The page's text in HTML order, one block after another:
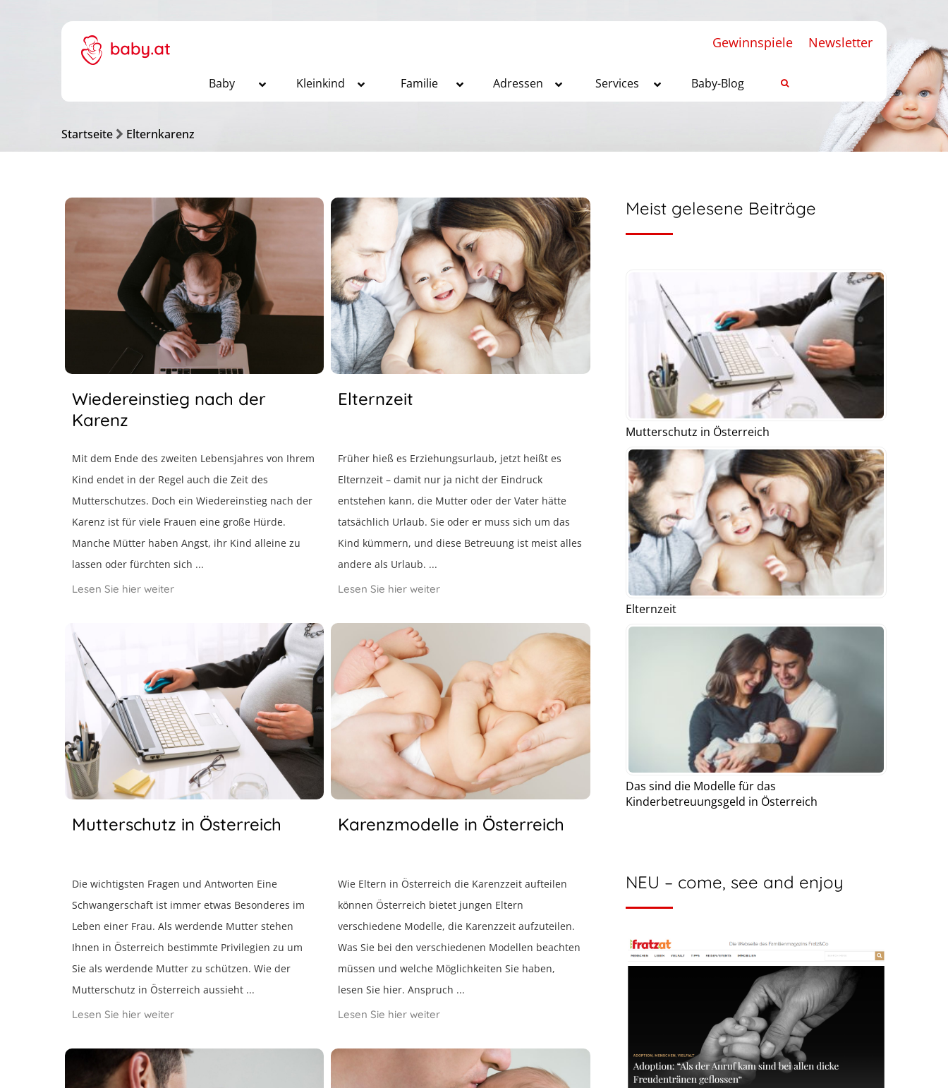
Gewinnspiele Newsletter
Baby Kleinkind Familie Adressen Services Baby-Blog
Startseite Elternkarenz
Wiedereinstieg nach der
Karenz
Mit dem Ende des zweiten Lebensjahres von Ihrem
Kind endet in der Regel auch die Zeit des
Mutterschutzes. Doch ein Wiedereinstieg nach der
Karenz ist für viele Frauen eine große Hürde.
Manche Mütter haben Angst, ihr Kind alleine zu
lassen oder fürchten sich ...
Lesen Sie hier weiter
Elternzeit
Früher hieß es Erziehungsurlaub, jetzt heißt es
Elternzeit – damit nur ja nicht der Eindruck
entstehen kann, die Mutter oder der Vater hätte
tatsächlich Urlaub. Sie oder er muss sich um das
Kind kümmern, und diese Betreuung ist meist alles
andere als Urlaub. ...
Lesen Sie hier weiter
Mutterschutz in Österreich
Die wichtigsten Fragen und Antworten Eine
Schwangerschaft ist immer etwas Besonderes im
Leben einer Frau. Als werdende Mutter stehen
Ihnen in Österreich bestimmte Privilegien zu um
Sie als werdende Mutter zu schützen. Wie der
Mutterschutz in Österreich aussieht ...
Lesen Sie hier weiter
Karenzmodelle in Österreich
Wie Eltern in Österreich die Karenzzeit aufteilen
können Österreich bietet jungen Eltern
verschiedene Modelle, die Karenzzeit aufzuteilen.
Was Sie bei den verschiedenen Modellen beachten
müssen und welche Möglichkeiten Sie haben,
lesen Sie hier. Anspruch ...
Lesen Sie hier weiter
Meist gelesene Beiträge
Mutterschutz in Österreich
Elternzeit
Das sind die Modelle für das
Kinderbetreuungsgeld in Österreich
NEU – come, see and enjoy